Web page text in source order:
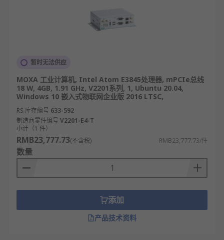
适配不同工业场景的系统集成需求。
机架式工控机
壁挂式工控机
壁挂式工控机
桌面式工控机
无风扇工控机
无风扇工控机
工控机应用领域
工业自动化生产线：集中控制自动化设备，实
现流程联动与参数调整。
智能制造与工业 4.0：整合物联网数据，支撑柔
暂时无法供应
MOXA 工业计算机, Intel Atom E3845处理器, mPCIe总线
18 W, 4GB, 1.91 GHz, V2201系列, 1, Ubuntu 20.04,
Windows 10 嵌入式物联网企业版 2016 LTSC,
RS 库存编号 633-592
制造商零件编号 V2201-E4-T
小计（1 件）
RMB23,777.73(不含税) RMB23,777.73/件
数量
添加
产品技术资料